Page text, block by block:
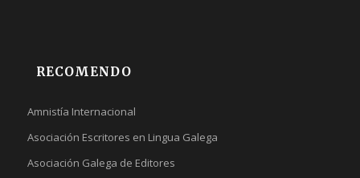
RECOMENDO
Amnistía Internacional
Asociación Escritores en Lingua Galega
Asociación Galega de Editores